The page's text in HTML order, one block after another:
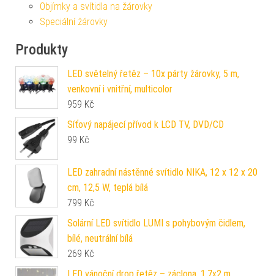
Objímky a svítidla na žárovky
Speciální žárovky
Produkty
LED světelný řetěz – 10x párty žárovky, 5 m,
venkovní i vnitřní, multicolor
959 Kč
Síťový napájecí přívod k LCD TV, DVD/CD
99 Kč
LED zahradní nástěnné svítidlo NIKA, 12 x 12 x 20
cm, 12,5 W, teplá bílá
799 Kč
Solární LED svítidlo LUMI s pohybovým čidlem,
bílé, neutrální bílá
269 Kč